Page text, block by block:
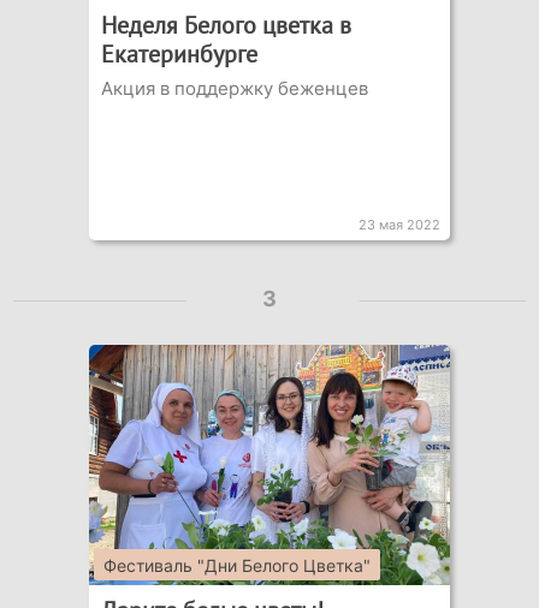
Неделя Белого цветка в
Екатеринбурге
Акция в поддержку беженцев
23 мая 2022
3
Фестиваль "Дни Белого Цветка"